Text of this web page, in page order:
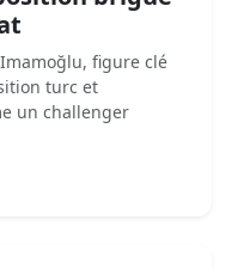
figure clé
turc et
un challenger